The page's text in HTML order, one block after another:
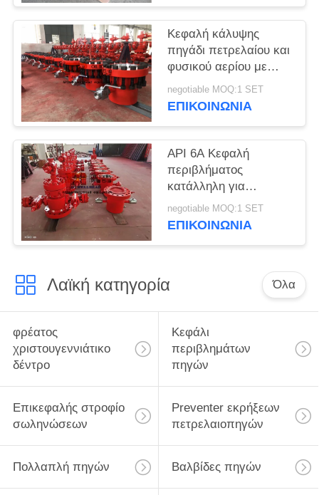
Κεφαλή κάλυψης
πηγάδι πετρελαίου και
φυσικού αερίου με
κρεμάστρα κάλυψης
για εξοπλισμό πηγάδι
negotiable MOQ:1 SET
ΕΠΙΚΟΙΝΩΝΊΑ
API 6A Κεφαλή
περιβλήματος
κατάλληλη για
λειτουργία γεωτρήσεις
πηγών πετρελαίου και
negotiable MOQ:1 SET
ΕΠΙΚΟΙΝΩΝΊΑ
Λαϊκή κατηγορία Όλα
φρέατος
χριστουγεννιάτικο
δέντρο
Κεφάλι
περιβλημάτων
πηγών
Επικεφαλής στροφίο
σωληνώσεων
Preventer εκρήξεων
πετρελαιοπηγών
Πολλαπλή πηγών Βαλβίδες πηγών